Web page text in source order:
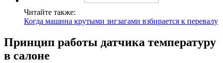
Читайте также:
Когда машина крутыми зигзагами взбирается к перевалу
Принцип работы датчика температуру
в салоне